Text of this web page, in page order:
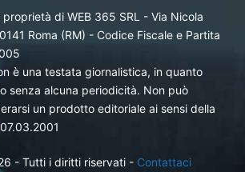
di WEB 365 SRL - Via Nicola
Roma (RM) - Codice Fiscale e Partita
è una testata giornalistica, in quanto
senza alcuna periodicità. Non può
un prodotto editoriale ai sensi della
- Tutti i diritti riservati - Contattaci